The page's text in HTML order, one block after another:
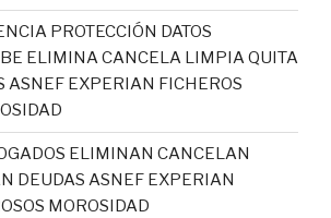
PROTECCIÓN DATOS
ELIMINA CANCELA LIMPIA QUITA
ASNEF EXPERIAN FICHEROS
ELIMINAN CANCELAN
DEUDAS ASNEF EXPERIAN
MOROSIDAD